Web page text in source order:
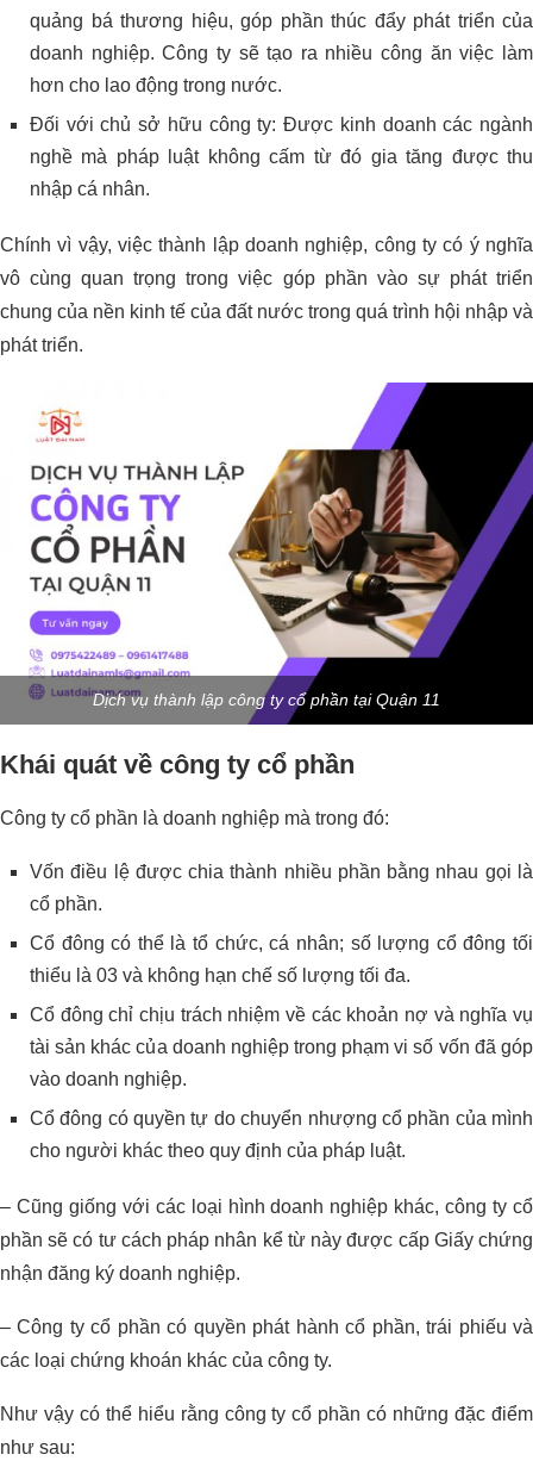
quảng bá thương hiệu, góp phần thúc đẩy phát triển của
doanh nghiệp. Công ty sẽ tạo ra nhiều công ăn việc làm
hơn cho lao động trong nước.
Đối với chủ sở hữu công ty: Được kinh doanh các ngành
nghề mà pháp luật không cấm từ đó gia tăng được thu
nhập cá nhân.
Chính vì vậy, việc thành lập doanh nghiệp, công ty có ý nghĩa
vô cùng quan trọng trong việc góp phần vào sự phát triển
chung của nền kinh tế của đất nước trong quá trình hội nhập và
phát triển.
Dịch vụ thành lập công ty cổ phần tại Quận 11
Khái quát về công ty cổ phần
Công ty cổ phần là doanh nghiệp mà trong đó:
Vốn điều lệ được chia thành nhiều phần bằng nhau gọi là
cổ phần.
Cổ đông có thể là tổ chức, cá nhân; số lượng cổ đông tối
thiểu là 03 và không hạn chế số lượng tối đa.
Cổ đông chỉ chịu trách nhiệm về các khoản nợ và nghĩa vụ
tài sản khác của doanh nghiệp trong phạm vi số vốn đã góp
vào doanh nghiệp.
Cổ đông có quyền tự do chuyển nhượng cổ phần của mình
cho người khác theo quy định của pháp luật.
– Cũng giống với các loại hình doanh nghiệp khác, công ty cổ
phần sẽ có tư cách pháp nhân kể từ này được cấp Giấy chứng
nhận đăng ký doanh nghiệp.
– Công ty cổ phần có quyền phát hành cổ phần, trái phiếu và
các loại chứng khoán khác của công ty.
Như vậy có thể hiểu rằng công ty cổ phần có những đặc điểm
như sau: